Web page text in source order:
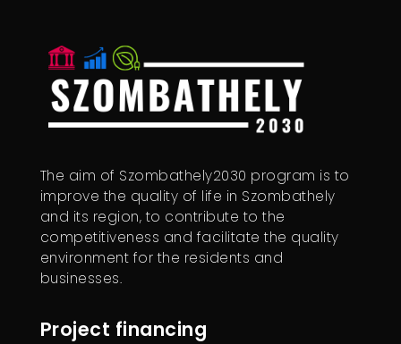
The aim of Szombathely2030 program is to
improve the quality of life in Szombathely
and its region, to contribute to the
competitiveness and facilitate the quality
environment for the residents and
businesses.
Project financing